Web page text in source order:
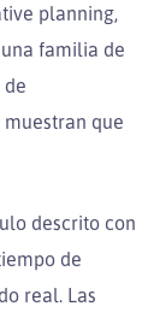
planning,
familia de
que
descrito con
de
real. Las